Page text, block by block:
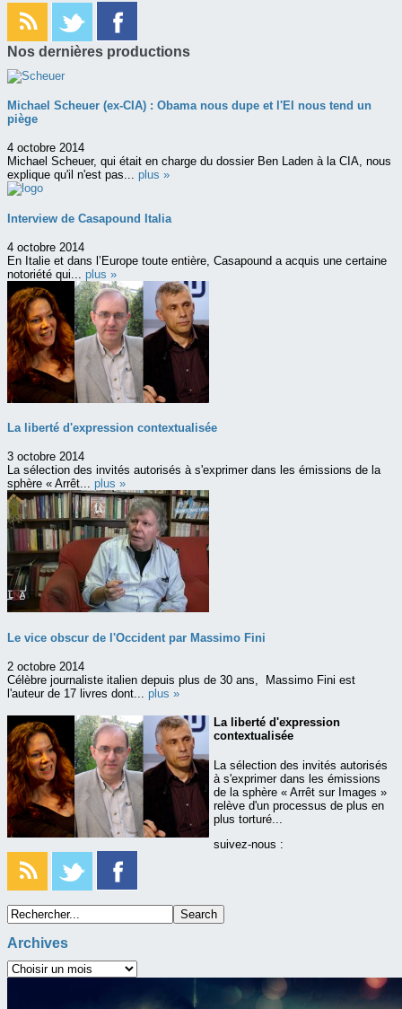
Nos dernières productions
Michael Scheuer (ex-CIA) : Obama nous dupe et l'EI nous tend un
piège
4 octobre 2014
Michael Scheuer, qui était en charge du dossier Ben Laden à la CIA, nous
explique qu'il n'est pas... plus »
Interview de Casapound Italia
4 octobre 2014
En Italie et dans l’Europe toute entière, Casapound a acquis une certaine
notoriété qui... plus »
La liberté d'expression contextualisée
3 octobre 2014
La sélection des invités autorisés à s'exprimer dans les émissions de la
sphère « Arrêt... plus »
Le vice obscur de l'Occident par Massimo Fini
2 octobre 2014
Célèbre journaliste italien depuis plus de 30 ans, Massimo Fini est
l'auteur de 17 livres dont... plus »
La liberté d'expression
contextualisée
La sélection des invités autorisés
à s'exprimer dans les émissions
de la sphère « Arrêt sur Images »
relève d'un processus de plus en
plus torturé...
suivez-nous :
Archives